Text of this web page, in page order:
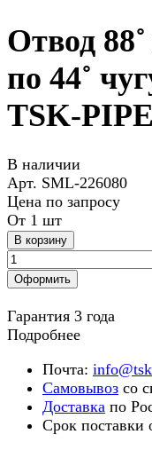
Отвод
по 44˚
TSK-
В наличии
Арт. SML-226080
Цена по запросу
От 1 шт
В корзину
Оформить
Гарантия 3 года
Подробнее
Почта:
Самовывоз со
Доставка по
Срок поставки